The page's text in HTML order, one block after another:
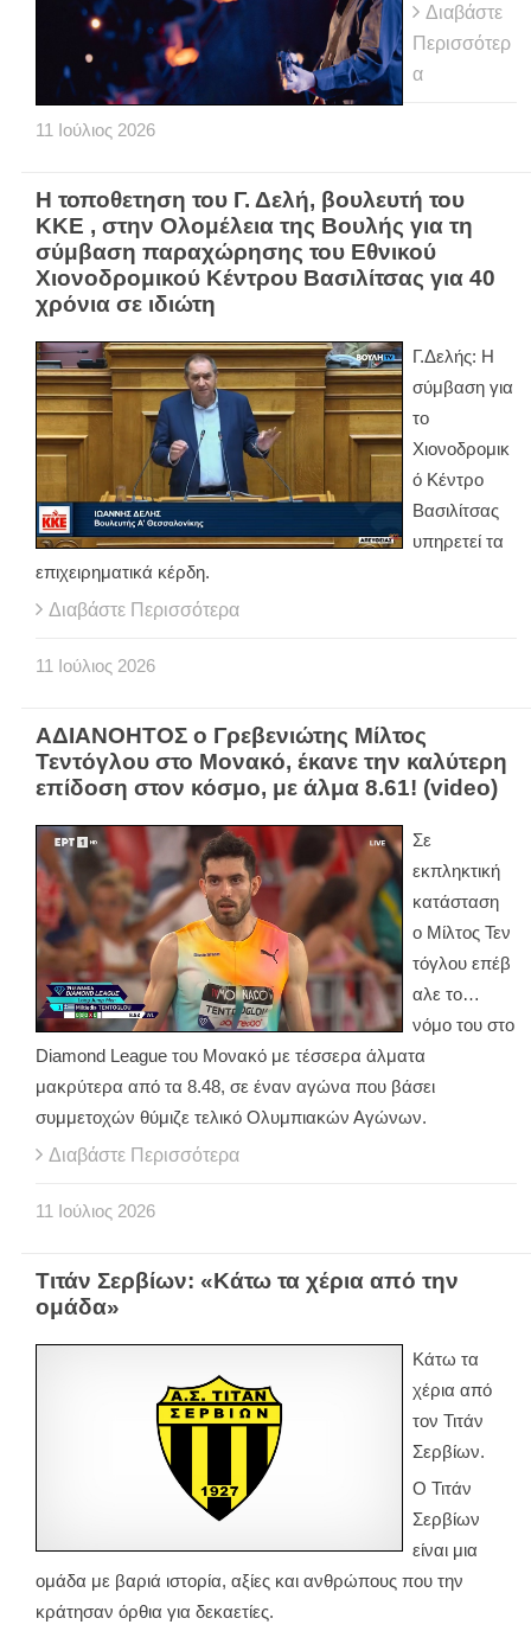
Διαβάστε
Περισσότερ
α
11 Ιούλιος 2026
Η τοποθετηση του Γ. Δελή, βουλευτή του
ΚΚΕ , στην Ολομέλεια της Βουλής για τη
σύμβαση παραχώρησης του Εθνικού
Χιονοδρομικού Κέντρου Βασιλίτσας για 40
χρόνια σε ιδιώτη
Γ.Δελής: Η
σύμβαση για
το
Χιονοδρομικ
ό Κέντρο
Βασιλίτσας
υπηρετεί τα
επιχειρηματικά κέρδη.
Διαβάστε Περισσότερα
11 Ιούλιος 2026
ΑΔΙΑΝΟΗΤΟΣ ο Γρεβενιώτης Μίλτος
Τεντόγλου στο Μονακό, έκανε την καλύτερη
επίδοση στον κόσμο, με άλμα 8.61! (video)
Σε
εκπληκτική
κατάσταση
ο Μίλτος Τεν
τόγλου επέβ
αλε το…
νόμο του στο
Diamond League του Μονακό με τέσσερα άλματα
μακρύτερα από τα 8.48, σε έναν αγώνα που βάσει
συμμετοχών θύμιζε τελικό Ολυμπιακών Αγώνων.
Διαβάστε Περισσότερα
11 Ιούλιος 2026
Τιτάν Σερβίων: «Κάτω τα χέρια από την
ομάδα»
Κάτω τα
χέρια από
τον Τιτάν
Σερβίων.
Ο Τιτάν
Σερβίων
είναι μια
ομάδα με βαριά ιστορία, αξίες και ανθρώπους που την
κράτησαν όρθια για δεκαετίες.